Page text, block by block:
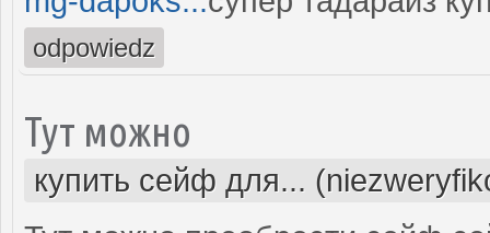
odpowiedz
Тут можно
купить сейф для...